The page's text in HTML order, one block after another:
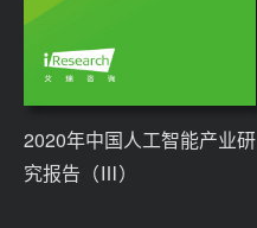
2020年中国人工智能产业研
究报告（Ⅲ）